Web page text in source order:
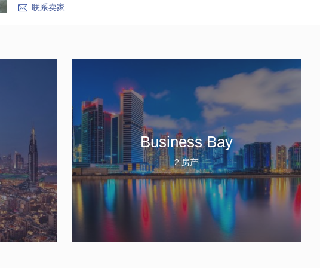
联系卖家
Business Bay
2 房产